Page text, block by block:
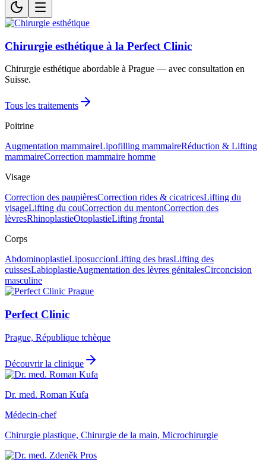
Chirurgie esthétique à la Perfect Clinic
Chirurgie esthétique abordable à Prague — avec consultation en
Suisse.
Tous les traitements
Poitrine
Augmentation mammaireLipofilling mammaireRéduction & Lifting
mammaireCorrection mammaire homme
Visage
Correction des paupièresCorrection rides & cicatricesLifting du
visageLifting du couCorrection du mentonCorrection des
lèvresRhinoplastieOtoplastieLifting frontal
Corps
AbdominoplastieLiposuccionLifting des brasLifting des
cuissesLabioplastieAugmentation des lèvres génitalesCirconcision
masculine
Perfect Clinic
Prague, République tchèque
Découvrir la clinique
Dr. med. Roman Kufa
Médecin-chef
Chirurgie plastique, Chirurgie de la main, Microchirurgie